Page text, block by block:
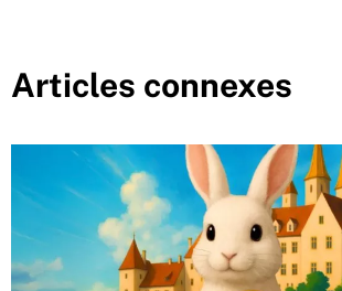
Articles connexes